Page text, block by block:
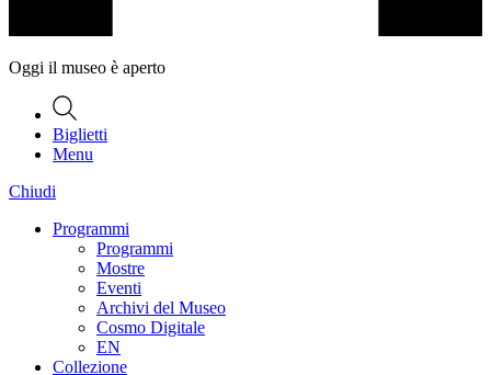
Oggi il museo è aperto
Biglietti
Menu
Chiudi
Programmi
Programmi
Mostre
Eventi
Archivi del Museo
Cosmo Digitale
EN
Collezione